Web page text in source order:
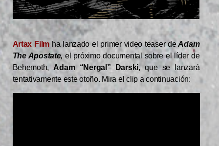
Artax Filmha lanzado el primer video teaser deAdam
The Apostate, el próximo documental sobre el líder de
Behemoth,Adam “Nergal” Darski, que se lanzará
tentativamente este otoño. Mira el clip a continuación: